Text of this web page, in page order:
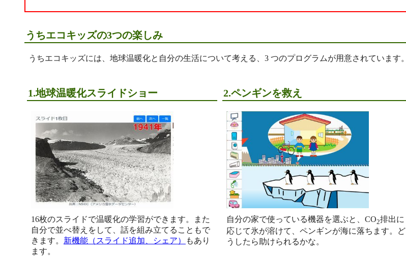
うちエコキッズの3つの楽しみ
うちエコキッズには、地球温暖化と自分の生活について考える、3 つのプログラムが用意されています。
1.地球温暖化スライドショー
16枚のスライドで温暖化の学習ができます。また
自分で並べ替えをして、話を組み立てることもで
きます。 新機能（スライド追加、シェア）
もあり
ます。
2.ペンギンを救え
自分の家で使っている機器を選ぶと、CO2排出に
応じて氷が溶けて、ペンギンが海に落ちます。ど
うしたら助けられるかな。